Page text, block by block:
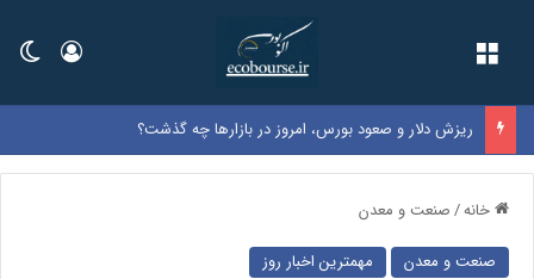
ورود
ریزش دلار و صعود بورس، امروز در بازارها چه گذشت؟
خانه/صنعت و معدن
صنعت و معدن مهمترین اخبار روز